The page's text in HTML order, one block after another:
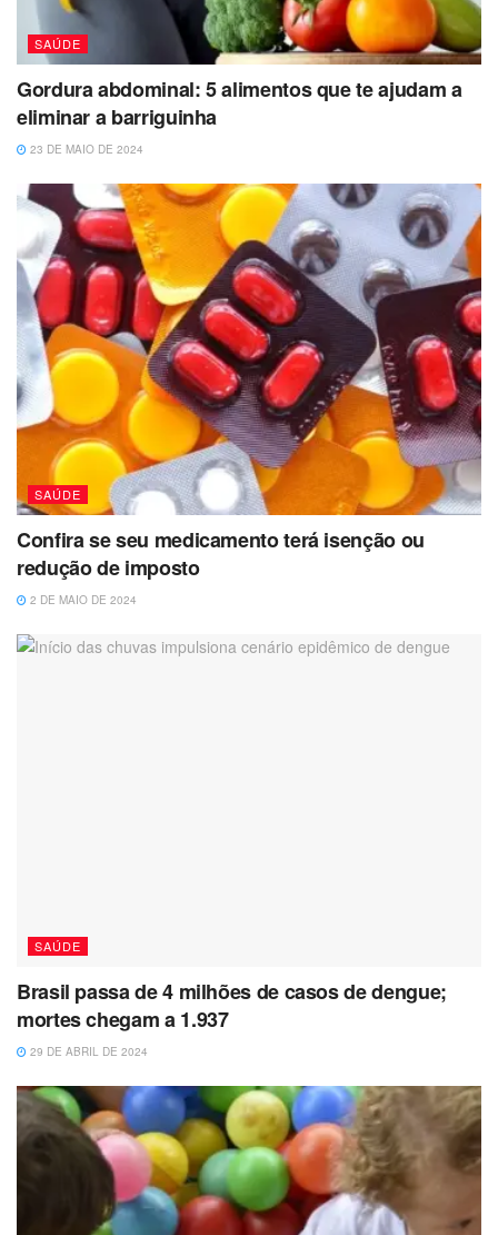
SAÚDE
Gordura abdominal: 5 alimentos que te ajudam a
eliminar a barriguinha
23 DE MAIO DE 2024
SAÚDE
Confira se seu medicamento terá isenção ou
redução de imposto
2 DE MAIO DE 2024
SAÚDE
Brasil passa de 4 milhões de casos de dengue;
mortes chegam a 1.937
29 DE ABRIL DE 2024